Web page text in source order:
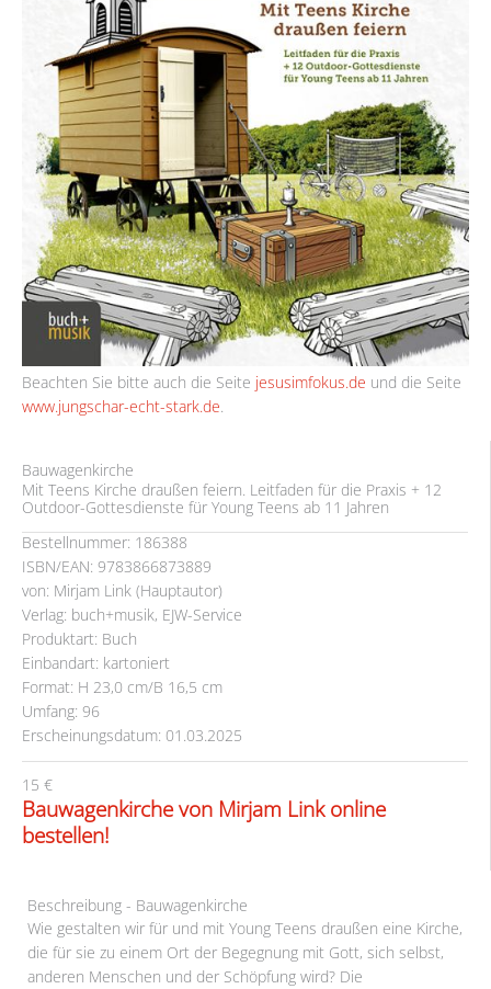
Bauwagenkirche
Mit Teens Kirche draußen feiern. Leitfaden für die Praxis + 12
Outdoor-Gottesdienste für Young Teens ab 11 Jahren
Bestellnummer: 186388
ISBN/EAN: 9783866873889
von: Mirjam Link (Hauptautor)
Verlag: buch+musik, EJW-Service
Produktart: Buch
Einbandart: kartoniert
Format: H 23,0 cm/B 16,5 cm
Umfang: 96
Erscheinungsdatum: 01.03.2025
15 €
Bauwagenkirche von Mirjam Link online
bestellen!
Beachten Sie bitte auch die Seite jesusimfokus.de und die Seite
www.jungschar-echt-stark.de.
Beschreibung - Bauwagenkirche
Wie gestalten wir für und mit Young Teens draußen eine Kirche,
die für sie zu einem Ort der Begegnung mit Gott, sich selbst,
anderen Menschen und der Schöpfung wird? Die